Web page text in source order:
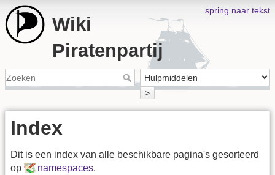
spring naar tekst
Wiki
Piratenpartij
>
Index
Dit is een index van alle beschikbare pagina's gesorteerd
op
namespaces.